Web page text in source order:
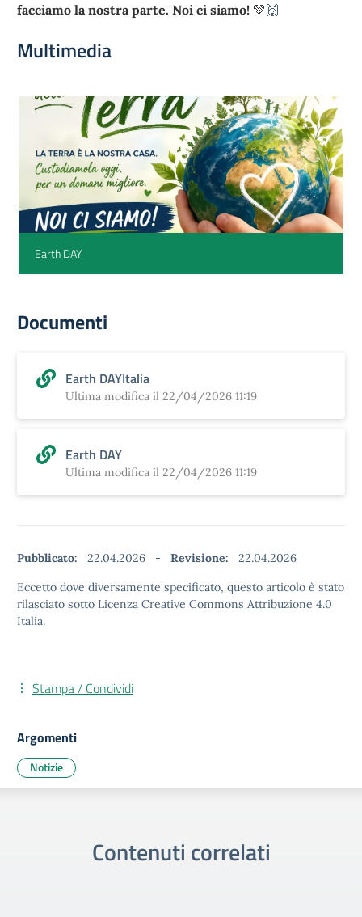
facciamo la nostra parte. Noi ci siamo! 💚🙌
Multimedia
Earth DAY
Documenti
Earth DAYItalia
Ultima modifica il 22/04/2026 11:19
Earth DAY
Ultima modifica il 22/04/2026 11:19
Pubblicato: 22.04.2026 - Revisione:
22.04.2026
Eccetto dove diversamente specificato, questo articolo è stato
rilasciato sotto Licenza Creative Commons Attribuzione 4.0
Italia.
Stampa / Condividi
Argomenti
Notizie
Contenuti correlati